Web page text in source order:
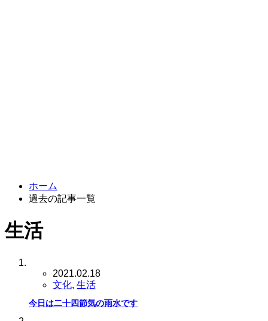
ホーム
過去の記事一覧
生活
2021.02.18
文化, 生活
今日は二十四節気の雨水です